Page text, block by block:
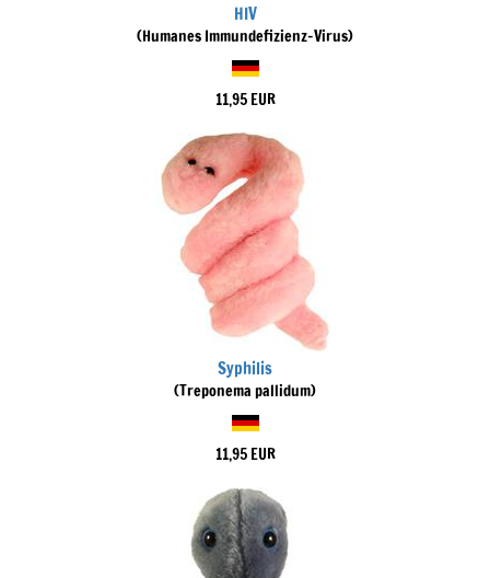
HIV
(Humanes Immundefizienz-Virus)
11,95 EUR
Syphilis
(Treponema pallidum)
11,95 EUR